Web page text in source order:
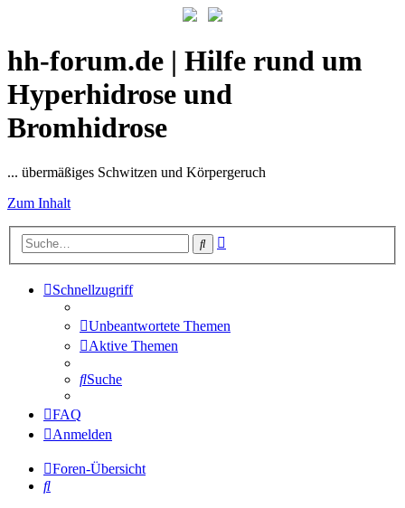
hh-forum.de | Hilfe rund um
Hyperhidrose und
Bromhidrose
... übermäßiges Schwitzen und Körpergeruch
Zum Inhalt
Suche
Schnellzugriff
Unbeantwortete Themen
Aktive Themen
Suche
FAQ
Anmelden
Foren-Übersicht
Suche